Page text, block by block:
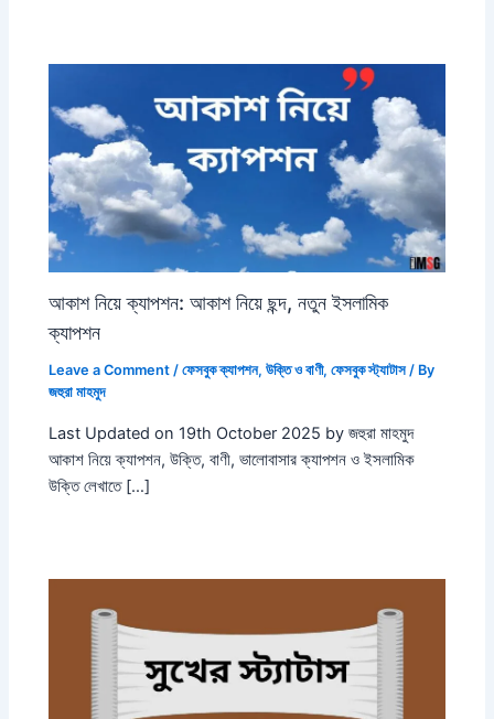
আকাশ নিয়ে ক্যাপশন: আকাশ নিয়ে ছন্দ, নতুন ইসলামিক
ক্যাপশন
Leave a Comment /ফেসবুক ক্যাপশন,উক্তি ও বাণী,ফেসবুক স্ট্যাটাস/ By
জহুরা মাহমুদ
Last Updated on 19th October 2025 by জহুরা মাহমুদ
আকাশ নিয়ে ক্যাপশন, উক্তি, বাণী, ভালোবাসার ক্যাপশন ও ইসলামিক
উক্তি লেখাতে […]